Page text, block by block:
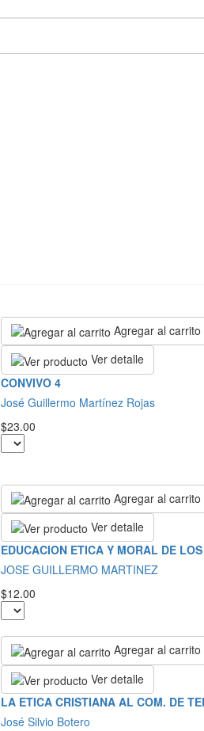
Agregar al carrito
Ver detalle
CONVIVO 4
José Guillermo Martínez Rojas
$23.00
Agregar al carrito
Ver detalle
EDUCACION ETICA Y MORAL DE
JOSE GUILLERMO MARTINEZ
$12.00
Agregar al carrito
Ver detalle
LA ETICA CRISTIANA AL COM. DE
José Silvio Botero